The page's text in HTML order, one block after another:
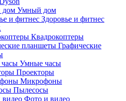
Умный дом
Здоровье и фитнес
Квадрокоптеры
Графические
Умные часы
Проекторы
Микрофоны
Пылесосы
Фото и видео